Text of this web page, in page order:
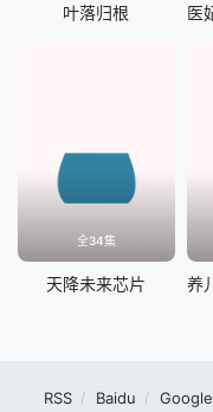
叶落归根
全34集
天降未来芯片
RSS Baidu Google